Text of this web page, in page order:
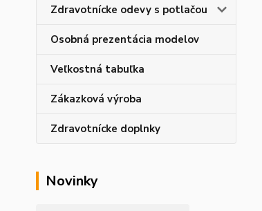
Zdravotnícke odevy s potlačou
Osobná prezentácia modelov
Veľkostná tabuľka
Zákazková výroba
Zdravotnícke doplnky
Novinky